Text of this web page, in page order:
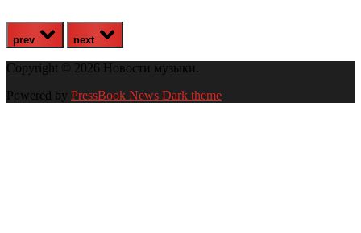
prev next
Copyright © 2026 Новости музыки.
Powered by PressBook News Dark theme